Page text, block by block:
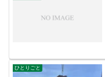
ひとりごと